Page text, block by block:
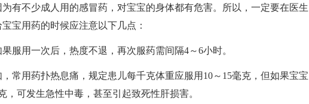
有不少成人用的感冒药，对宝宝的身体都有危害。所以，一定要在医生
宝用药的时候应注意以下几点：
用一次后，热度不退，再次服药需间隔4～6小时。
用药扑热息痛，规定患儿每千克体重应服用10～15毫克，但如果宝宝
，可发生急性中毒，甚至引起致死性肝损害。